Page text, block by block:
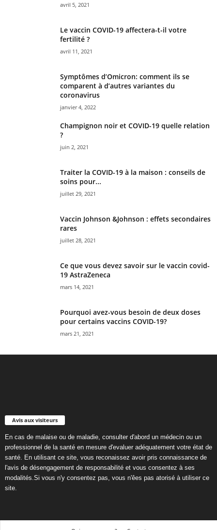
avril 5, 2021
Le vaccin COVID-19 affectera-t-il votre
fertilité ?
avril 11, 2021
Symptômes d’Omicron: comment ils se
comparent à d’autres variantes du
coronavirus
janvier 4, 2022
Champignon noir et COVID-19 quelle relation
?
juin 2, 2021
Traiter la COVID-19 à la maison : conseils de
soins pour...
juillet 29, 2021
Vaccin Johnson &Johnson : effets secondaires
rares
juillet 28, 2021
Ce que vous devez savoir sur le vaccin covid-
19 AstraZeneca
mars 14, 2021
Pourquoi avez-vous besoin de deux doses
pour certains vaccins COVID-19?
mars 21, 2021
Avis aux visiteurs
En cas de malaise ou de maladie, consulter d'abord un médecin ou un
professionnel de la santé en mesure d'evaluer adéquatement votre état de
santé. En utilisant ce site, vous reconaissez avoir pris connaissance de
l'avis de désengagement de responsabilité et vous consentez à ses
modalités.Si vous n'y consentez pas, vous n'êes pas atorisé à utiliser ce
site.